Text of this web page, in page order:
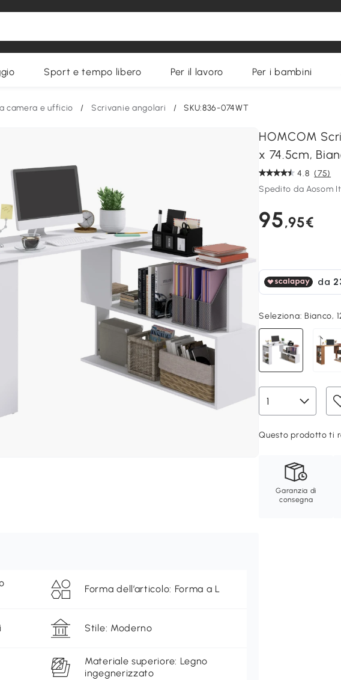
Sport e tempo libero Per il lavoro Per i bambini
camera e ufficio / Scrivanie angolari / SKU:836-074WT
HOMCOM
x 74.5cm,
4.8 (75)
Spedito da Aosom
95,95€
Seleziona: Bianco,
Questo prodotto ti
Garanzia di
consegna
Forma dell’articolo: Forma a L
Stile: Moderno
Materiale superiore: Legno
ingegnerizzato